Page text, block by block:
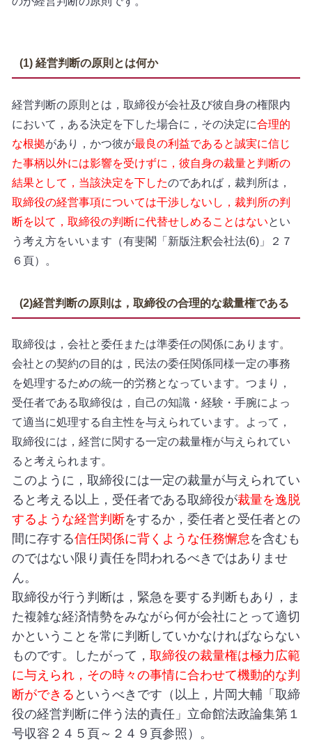
(1)経営判断の原則 とは何か
経営判断の原則とは，取締役が会社及び彼自身の権限内
において，ある決定を下した場合に，その決定に合理的
な根拠があり，かつ彼が最良の利益であると誠実に信じ
た事柄以外には影響を受けずに，彼自身の裁量と判断の
結果として，当該決定を下したのであれば，裁判所は，
取締役の経営事項については干渉しないし，裁判所の判
断を以て，取締役の判断に代替せしめることはないとい
う考え方をいいます（有斐閣「新版注釈会社法(6)」２７
６頁）。
(2)経営判断の原則は，取締役の合理的な裁量権である
取締役は，会社と委任または準委任の関係にあります。
会社との契約の目的は，民法の委任関係同様一定の事務
を処理するための統一的労務となっています。つまり，
受任者である取締役は，自己の知識・経験・手腕によっ
て適当に処理する自主性を与えられています。よって，
取締役には，経営に関する一定の裁量権が与えられてい
ると考えられます。
このように，取締役には一定の裁量が与えられてい
ると考える以上，受任者である取締役が裁量を逸脱
するような経営判断をするか，委任者と受任者との
間に存する信任関係に背くような任務懈怠を含むも
のではない限り責任を問われるべきではありませ
ん。
取締役が行う判断は，緊急を要する判断もあり，ま
た複雑な経済情勢をみながら何が会社にとって適切
かということを常に判断していかなければならない
ものです。したがって， 取締役の裁量権は極力広範
に与えられ，その時々の事情に合わせて機動的な判
断ができる というべきです（以上，片岡大輔「取締
役の経営判断に伴う法的責任」立命館法政論集第１
号収容２４５頁～２４９頁参照）。